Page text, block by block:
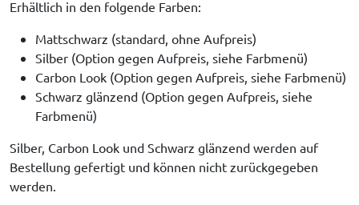
Erhältlich in den folgende Farben:
Mattschwarz (standard, ohne Aufpreis)
Silber (Option gegen Aufpreis, siehe Farbmenü)
Carbon Look (Option gegen Aufpreis, siehe Farbmenü)
Schwarz glänzend (Option gegen Aufpreis, siehe
Farbmenü)
Silber, Carbon Look und Schwarz glänzend werden auf
Bestellung gefertigt und können nicht zurückgegeben
werden.